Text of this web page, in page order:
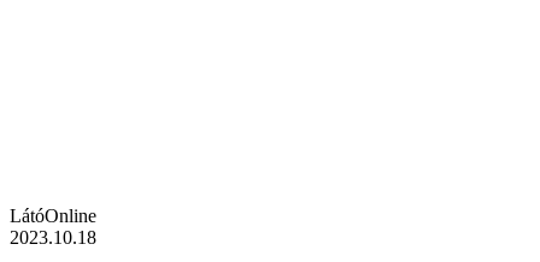
LátóOnline
2023.10.18